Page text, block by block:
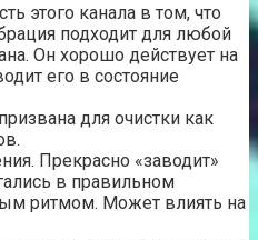
этого канала в том, что
подходит для любой
Он хорошо действует на
его в состояние
для очистки как
Прекрасно «заводит»
в правильном
ритмом. Может влиять на